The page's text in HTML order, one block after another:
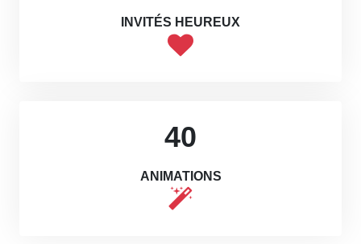
INVITÉS HEUREUX
40
ANIMATIONS